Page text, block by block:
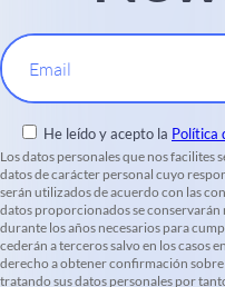
Email
He leído y acepto la Política
Los datos personales que nos
datos de carácter personal cuyo
serán utilizados de acuerdo con las
datos proporcionados se conservarán
durante los años necesarios para
cederán a terceros salvo en los casos
derecho a obtener confirmación
tratando sus datos personales por